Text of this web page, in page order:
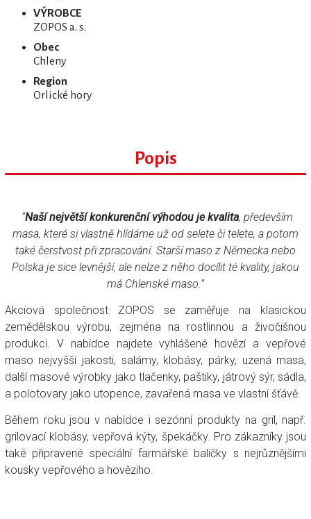
VÝROBCE
ZOPOS a. s.
Obec
Chleny
Region
Orlické hory
Popis
“Naší největší konkurenční výhodou je kvalita, především
masa, které si vlastně hlídáme už od selete či telete, a potom
také čerstvost při zpracování. Starší maso z Německa nebo
Polska je sice levnější, ale nelze z něho docílit té kvality, jakou
má Chlenské maso.”
Akciová společnost ZOPOS se zaměřuje na klasickou
zemědělskou výrobu, zejména na rostlinnou a živočišnou
produkci. V nabídce najdete vyhlášené hovězí a vepřové
maso nejvyšší jakosti, salámy, klobásy, párky, uzená masa,
další masové výrobky jako tlačenky, paštiky, játrový sýr, sádla,
a polotovary jako utopence, zavařená masa ve vlastní šťávě.
Během roku jsou v nabídce i sezónní produkty na gril, např.
grilovací klobásy, vepřová kýty, špekáčky. Pro zákazníky jsou
také připravené speciální farmářské balíčky s nejrůznějšími
kousky vepřového a hovězího.